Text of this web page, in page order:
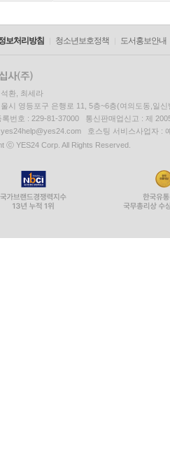
보처리방침 청소년보호정책 도서홍보안내
환, 최세라
시 영등포구 은행로 11, 5층~6층(여의도동,일신
록번호 : 229-81-37000 통신판매업신고 : 제
yes24help@yes24.com 호스팅 서비스사업자 :
ⓒ YES24 Corp. All Rights Reserved.